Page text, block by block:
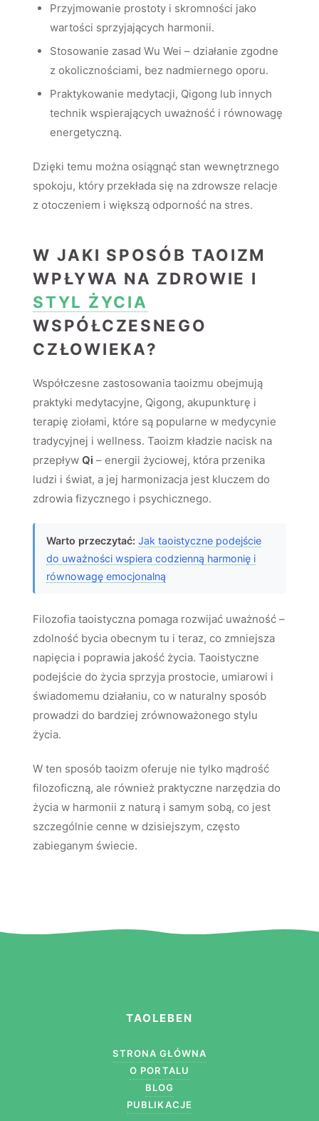
Przyjmowanie prostoty i skromności jako
wartości sprzyjających harmonii.
Stosowanie zasad Wu Wei – działanie zgodne
z okolicznościami, bez nadmiernego oporu.
Praktykowanie medytacji, Qigong lub innych
technik wspierających uważność i równowagę
energetyczną.
Dzięki temu można osiągnąć stan wewnętrznego
spokoju, który przekłada się na zdrowsze relacje
z otoczeniem i większą odporność na stres.
W JAKI SPOSÓB TAOIZM
WPŁYWA NA ZDROWIE I
STYL ŻYCIA
WSPÓŁCZESNEGO
CZŁOWIEKA?
Współczesne zastosowania taoizmu obejmują
praktyki medytacyjne, Qigong, akupunkturę i
terapię ziołami, które są popularne w medycynie
tradycyjnej i wellness. Taoizm kładzie nacisk na
przepływQi – energii życiowej, która przenika
ludzi i świat, a jej harmonizacja jest kluczem do
zdrowia fizycznego i psychicznego.
Warto przeczytać: Jak taoistyczne podejście
do uważności wspiera codzienną harmonię i
równowagę emocjonalną
Filozofia taoistyczna pomaga rozwijać uważność –
zdolność bycia obecnym tu i teraz, co zmniejsza
napięcia i poprawia jakość życia. Taoistyczne
podejście do życia sprzyja prostocie, umiarowi i
świadomemu działaniu, co w naturalny sposób
prowadzi do bardziej zrównoważonego stylu
życia.
W ten sposób taoizm oferuje nie tylko mądrość
filozoficzną, ale również praktyczne narzędzia do
życia w harmonii z naturą i samym sobą, co jest
szczególnie cenne w dzisiejszym, często
zabieganym świecie.
TAOLEBEN
STRONA GŁÓWNA
O PORTALU
BLOG
PUBLIKACJE